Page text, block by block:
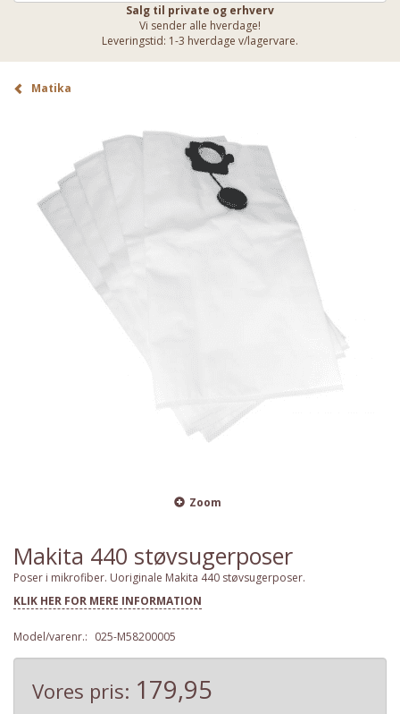
Salg til private og erhverv
Vi sender alle hverdage!
Leveringstid: 1-3 hverdage v/lagervare.
Matika
Zoom
Makita 440 støvsugerposer
Poser i mikrofiber. Uoriginale Makita 440 støvsugerposer.
KLIK HER FOR MERE INFORMATION
Model/varenr.: 025-M58200005
Vores pris: 179,95